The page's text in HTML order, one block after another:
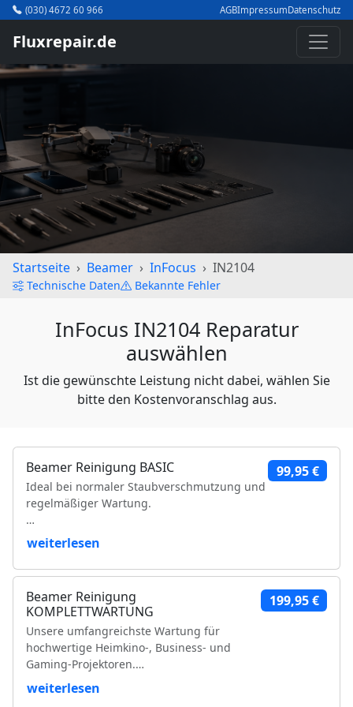
(030) 4672 60 966 AGBImpressumDatenschutz
Fluxrepair.de
Startseite Beamer InFocus IN2104
Technische Daten Bekannte Fehler
InFocus IN2104 Reparatur
auswählen
Ist die gewünschte Leistung nicht dabei, wählen Sie
bitte den Kostenvoranschlag aus.
Beamer Reinigung BASIC
Ideal bei normaler Staubverschmutzung und
regelmäßiger Wartung.
Leistungsumfang:
Reinigung der Luftfilter und Gehäuseteile
Reinigung der Kühlkörper
Objektivreinigung
Entfernung loser Staubablagerungen im
Geräteinneren
Prüfung der Bildqualität
Funktionsprüfung
weiterlesen
99,95 €
Beamer Reinigung
KOMPLETTWARTUNG
Unsere umfangreichste Wartung für
hochwertige Heimkino-, Business- und
Gaming-Projektoren.
Leistungsumfang:
weiterlesen
199,95 €